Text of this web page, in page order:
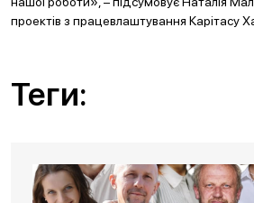
проектів з працевлаштування Карітасу
Теги: